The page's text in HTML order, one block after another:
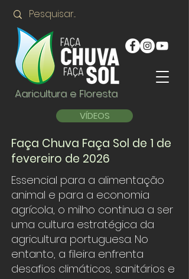
Agricultura e Floresta
VÍDEOS
Faça Chuva Faça Sol de 1 de
fevereiro de 2026
Essencial para a alimentação
animal e para a economia
agrícola, o milho continua a ser
uma cultura estratégica da
agricultura portuguesa. No
entanto, a fileira enfrenta
desafios climáticos, sanitários e